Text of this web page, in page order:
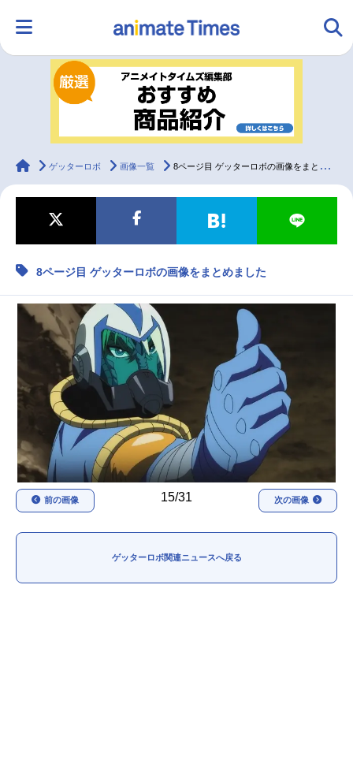
ランキング アニメ
ラジオ みんなの声
マンガ・ラノベ ゲーム・アプリ 音楽 コスプレ
配信・Vtuber トレンド
最新記事一覧
アニメ記事一覧 声優記事一覧
アニメ映画一覧 実写化映画一覧
今期アニメ曜日別一覧
春アニメ 夏アニメ
秋アニメ 冬アニメ
男性声優/女性声優一覧
FOLLOW US
animateTimes
ゲッターロボ 画像一覧 8ページ目 ゲッターロボの画像をまとめました
8ページ目 ゲッターロボの画像をまとめました
15/31
前の画像 次の画像
ゲッターロボ関連ニュースへ戻る